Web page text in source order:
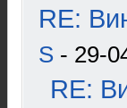
RE:
S - 29-
RE: